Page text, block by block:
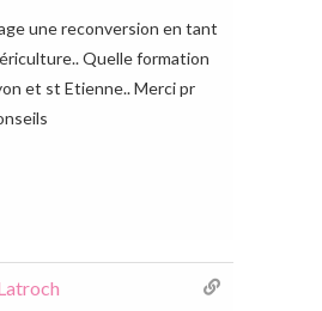
une reconversion en tant
Quelle formation
et st Etienne.. Merci pr